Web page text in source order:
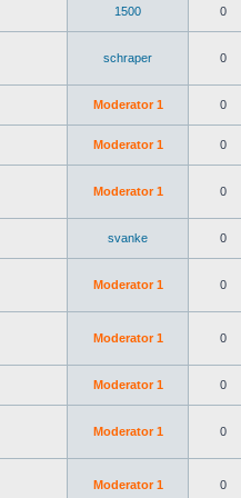
1500 0
schraper 0
Moderator 1 0
Moderator 1 0
Moderator 1 0
svanke 0
Moderator 1 0
Moderator 1 0
Moderator 1 0
Moderator 1 0
Moderator 1 0